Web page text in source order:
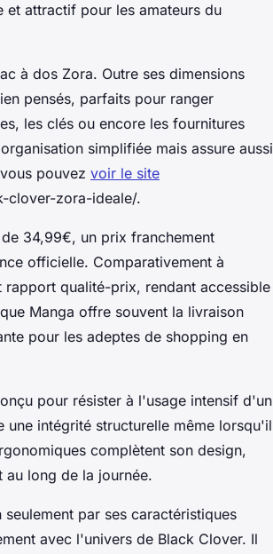
et attractif pour les amateurs du
à dos Zora. Outre ses dimensions
pensés, parfaits pour ranger
les clés ou encore les fournitures
simplifiée mais assure aussi
pouvez voir le site
clover-zora-ideale/.
34,99€, un prix franchement
officielle. Comparativement à
qualité-prix, rendant accessible
Manga offre souvent la livraison
pour les adeptes de shopping en
pour résister à l'usage intensif d'un
intégrité structurelle même lorsqu'il
complètent son design,
long de la journée.
par ses caractéristiques
avec l'univers de Black Clover. Il